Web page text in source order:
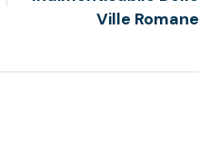
Ville Romane